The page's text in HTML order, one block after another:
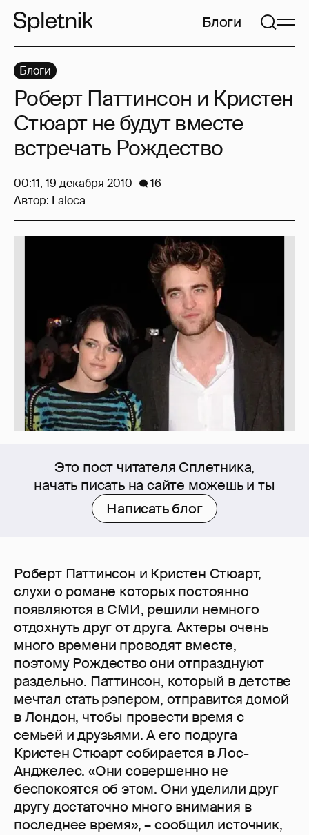
Блоги
Это пост читателя Сплетника,
начать писать на сайте можешь и ты
Написать блог
Роберт Паттинсон и Кристен Стюарт,
слухи о романе которых постоянно
появляются в СМИ, решили немного
отдохнуть друг от друга. Актеры очень
много времени проводят вместе,
поэтому Рождество они отпразднуют
раздельно. Паттинсон, который в детстве
мечтал стать рэпером, отправится домой
в Лондон, чтобы провести время с
семьей и друзьями. А его подруга
Кристен Стюарт собирается в Лос-
Анджелес. «Они совершенно не
беспокоятся об этом. Они уделили друг
другу достаточно много внимания в
последнее время», – сообщил источник,
Блоги
Роберт Паттинсон и Кристен
Стюарт не будут вместе
встречать Рождество
00:11, 19 декабря 2010
16
Автор: Laloca